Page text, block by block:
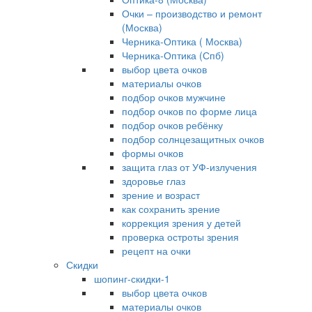
Очки – производство и ремонт
(Москва)
Черника-Оптика ( Москва)
Черника-Оптика (Спб)
выбор цвета очков
материалы очков
подбор очков мужчине
подбор очков по форме лица
подбор очков ребёнку
подбор солнцезащитных очков
формы очков
защита глаз от УФ-излучения
здоровье глаз
зрение и возраст
как сохранить зрение
коррекция зрения у детей
проверка остроты зрения
рецепт на очки
Скидки
шопинг-скидки-1
выбор цвета очков
материалы очков